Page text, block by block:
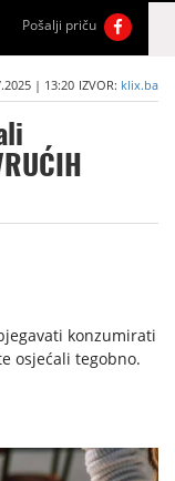
Pošalji priču
| 13:20 IZVOR: klix.ba
konzumirati
osjećali tegobno.